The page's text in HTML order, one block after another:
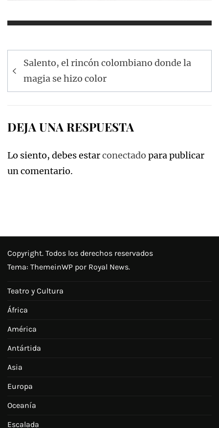
Navegación
de
entradas
Salento, el rincón colombiano donde la
magia se hizo color
DEJA UNA RESPUESTA
Lo siento, debes estarconectado para publicar
un comentario.
Copyright. Todos los derechos reservados
Tema: ThemeinWP por Royal News.
Teatro y Cultura
África
América
Antártida
Asia
Europa
Oceanía
Escalada